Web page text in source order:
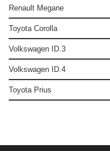
Renault Megane
Toyota Corolla
Volkswagen ID.3
Volkswagen ID.4
Toyota Prius